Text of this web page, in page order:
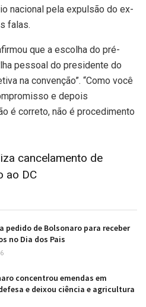
nacional pela expulsão do ex-
falas.
que a escolha do pré-
pessoal do presidente do
na convenção”. “Como você
e depois
é correto, não é procedimento
cancelamento de
ao DC
pedido de Bolsonaro para receber
no Dia dos Pais
concentrou emendas em
e deixou ciência e agricultura